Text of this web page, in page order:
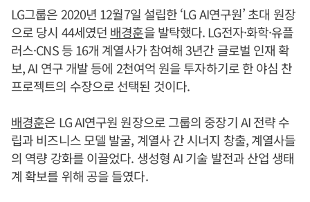
LG그룹은 2020년 12월7일 설립한 ‘LG AI연구원’ 초대 원장
으로 당시 44세였던 배경훈을 발탁했다. LG전자·화학·유플
러스·CNS 등 16개 계열사가 참여해 3년간 글로벌 인재 확
보, AI 연구 개발 등에 2천여억 원을 투자하기로 한 야심 찬
프로젝트의 수장으로 선택된 것이다.
배경훈은 LG AI연구원 원장으로 그룹의 중장기 AI 전략 수
립과 비즈니스 모델 발굴, 계열사 간 시너지 창출, 계열사들
의 역량 강화를 이끌었다. 생성형 AI 기술 발전과 산업 생태
계 확보를 위해 공을 들였다.